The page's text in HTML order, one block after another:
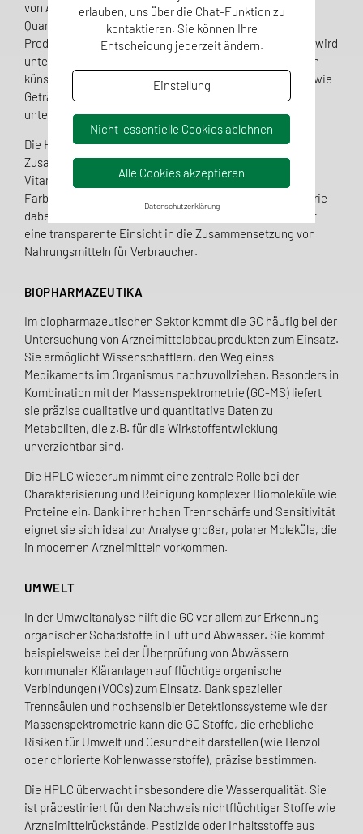
von Aromastoffen, sondern auch deren exakte
Quantifizierung, welche ein zentraler Aspekt für
Produktionsprozesse und Qualitätsprüfungen ist. Die GC wird
unter anderem eingesetzt, um sowohl natürliche als auch
künstlich hergestellte Aromakomponenten in Produkten wie
Getränken, Gebäck oder Gewürzmischungen zu
untersuchen.
Die HPLC lohnt sich insbesondere bei der Analyse von
Zusatzstoffen. Sie erlaubt eine präzise Bestimmung von
Vitaminen, Konservierungsmitteln, Süßstoffen und
Farbstoffen. Diese Methode hilft der Lebensmittelindustrie
dabei, gesetzliche Anforderungen einzuhalten und bietet
eine transparente Einsicht in die Zusammensetzung von
Nahrungsmitteln für Verbraucher.
BIOPHARMAZEUTIKA
Im biopharmazeutischen Sektor kommt die GC häufig bei der
Untersuchung von Arzneimittelabbauprodukten zum Einsatz.
Sie ermöglicht Wissenschaftlern, den Weg eines
Medikaments im Organismus nachzuvollziehen. Besonders in
Kombination mit der Massenspektrometrie (GC-MS) liefert
sie präzise qualitative und quantitative Daten zu
Metaboliten, die z.B. für die Wirkstoffentwicklung
unverzichtbar sind.
Die HPLC wiederum nimmt eine zentrale Rolle bei der
Charakterisierung und Reinigung komplexer Biomoleküle wie
Proteine ein. Dank ihrer hohen Trennschärfe und Sensitivität
eignet sie sich ideal zur Analyse großer, polarer Moleküle, die
in modernen Arzneimitteln vorkommen.
UMWELT
In der Umweltanalyse hilft die GC vor allem zur Erkennung
organischer Schadstoffe in Luft und Abwasser. Sie kommt
beispielsweise bei der Überprüfung von Abwässern
kommunaler Kläranlagen auf flüchtige organische
Verbindungen (VOCs) zum Einsatz. Dank spezieller
Trennsäulen und hochsensibler Detektionssysteme wie der
Massenspektrometrie kann die GC Stoffe, die erhebliche
Risiken für Umwelt und Gesundheit darstellen (wie Benzol
oder chlorierte Kohlenwasserstoffe), präzise bestimmen.
Die HPLC überwacht insbesondere die Wasserqualität. Sie
ist prädestiniert für den Nachweis nichtflüchtiger Stoffe wie
Arzneimittelrückstände, Pestizide oder Inhaltsstoffe aus
erlauben, uns über die Chat-Funktion zu
kontaktieren. Sie können Ihre
Entscheidung jederzeit ändern.
Einstellung
Nicht-essentielle Cookies ablehnen
Alle Cookies akzeptieren
Datenschutzerklärung